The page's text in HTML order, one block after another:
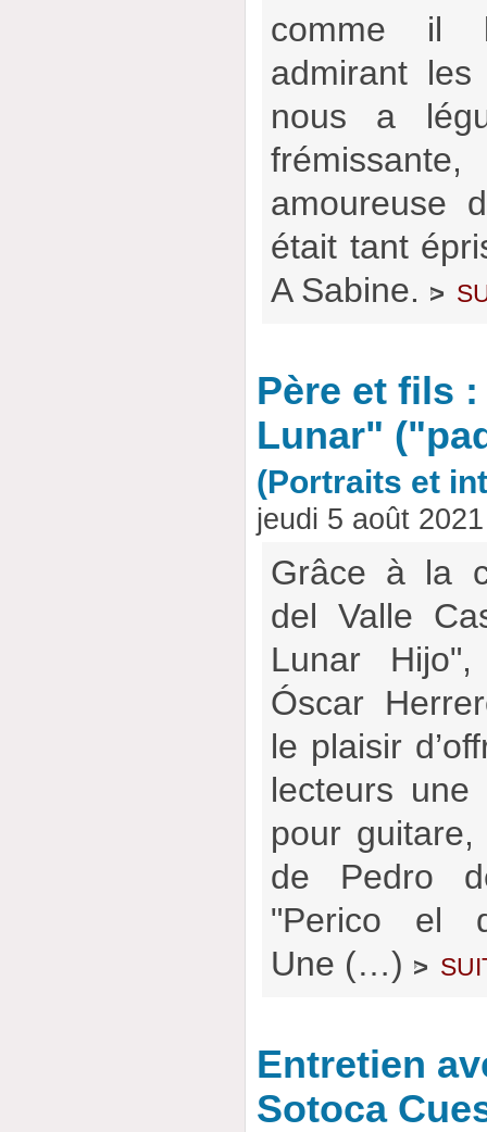
comme il
admirant les
nous a
amoureuse
était tant
A Sabine. >
Père et fils
Lunar"
(Portraits et
jeudi 5 août
Grâce à la
del Valle
Lunar
Óscar
le plaisir
lecteurs une
pour
de Pedro
"Perico el
Une (…) >
Entretien
Sotoca